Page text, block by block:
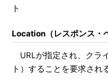
ト
Location（レスポンス・
URLが指定され、クラ
ト）することを要求され